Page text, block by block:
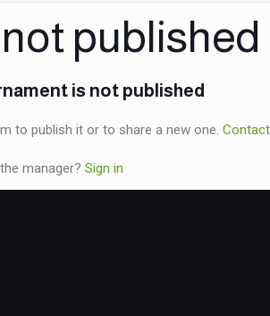
published
is not published
to publish it or to share a new one. Contact
manager? Sign in